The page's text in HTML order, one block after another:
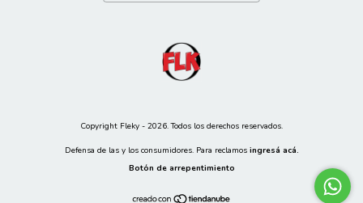
Copyright Fleky - 2026. Todos los derechos reservados.
Defensa de las y los consumidores. Para reclamos ingresá acá.
Botón de arrepentimiento